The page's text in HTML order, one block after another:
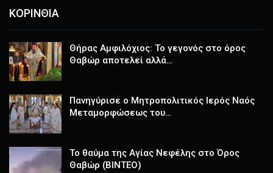
ΚΟΡΙΝΘΙΑ
Θήρας Αμφιλόχιος: Το γεγονός στο όρος
Θαβώρ αποτελεί αλλά…
Πανηγύρισε ο Μητροπολιτικός Ιερός Ναός
Μεταμορφώσεως του…
Το θαύμα της Αγίας Νεφέλης στο Όρος
Θαβώρ (ΒΙΝΤΕΟ)